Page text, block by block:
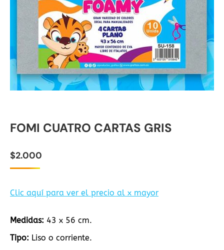
FOMI CUATRO CARTAS GRIS
$2.000
Clic aquí para ver el precio al x mayor
Medidas: 43 x 56 cm.
Tipo: Liso o corriente.